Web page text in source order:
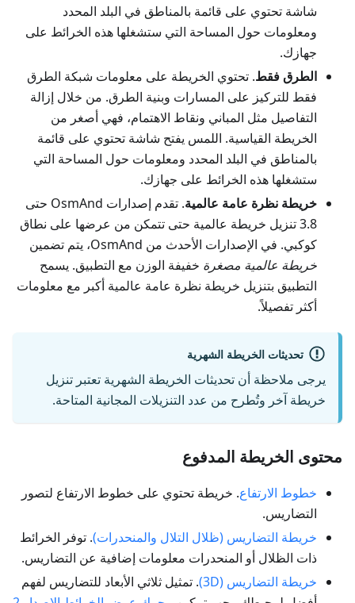
شاشة تحتوي على قائمة بالمناطق في البلد المحدد
ومعلومات حول المساحة التي ستشغلها هذه الخرائط على
جهازك.
الطرق فقط. تحتوي الخريطة على معلومات شبكة الطرق
فقط للتركيز على المسارات وبنية الطرق. من خلال إزالة
التفاصيل مثل المباني ونقاط الاهتمام، فهي أصغر من
الخريطة القياسية. اللمس يفتح شاشة تحتوي على قائمة
بالمناطق في البلد المحدد ومعلومات حول المساحة التي
ستشغلها هذه الخرائط على جهازك.
خريطة نظرة عامة عالمية
. تقدم إصدارات OsmAnd حتى
3.8 تنزيل خريطة عالمية حتى تتمكن من عرضها على نطاق
كوكبي. في الإصدارات الأحدث من OsmAnd، يتم تضمين
خريطة عالمية مصغرة خفيفة الوزن مع التطبيق. يسمح
التطبيق بتنزيل خريطة نظرة عامة عالمية أكبر مع معلومات
أكثر تفصيلاً.
تحديثات الخريطة الشهرية
يرجى ملاحظة أن تحديثات الخريطة الشهرية تعتبر تنزيل
خريطة آخر وتُطرح من عدد التنزيلات المجانية المتاحة.
محتوى الخريطة المدفوع
خطوط الارتفاع. خريطة تحتوي على خطوط الارتفاع لتصور
التضاريس.
خريطة التضاريس (ظلال التلال والمنحدرات). توفر الخرائط
ذات الظلال أو المنحدرات معلومات إضافية عن التضاريس.
خريطة التضاريس (3D)
. تمثيل ثلاثي الأبعاد للتضاريس لفهم